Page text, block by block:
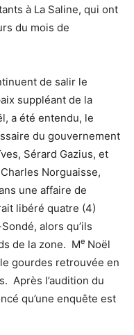
à La Saline, qui ont
du mois de
de salir le
suppléant de la
a été entendu, le
du gouvernement
Sérard Gazius, et
Norguaisse,
une affaire de
libéré quatre (4)
alors qu’ils
de la zone. Me Noël
gourdes retrouvée en
Après l’audition du
qu’une enquête est